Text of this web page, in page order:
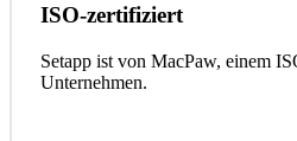
ISO-zertifiziert
Setapp ist von MacPaw, einem
Unternehmen.